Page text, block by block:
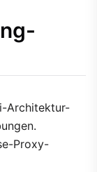
Architektur-
Proxy-